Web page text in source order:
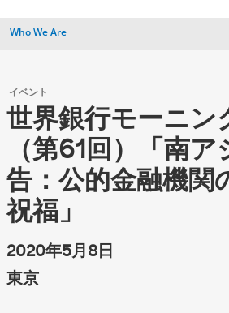
Who We Are
イベント
世界銀行モーニン
（第61回）「南
告：公的金融機関
祝福」
2020年5月8日
東京